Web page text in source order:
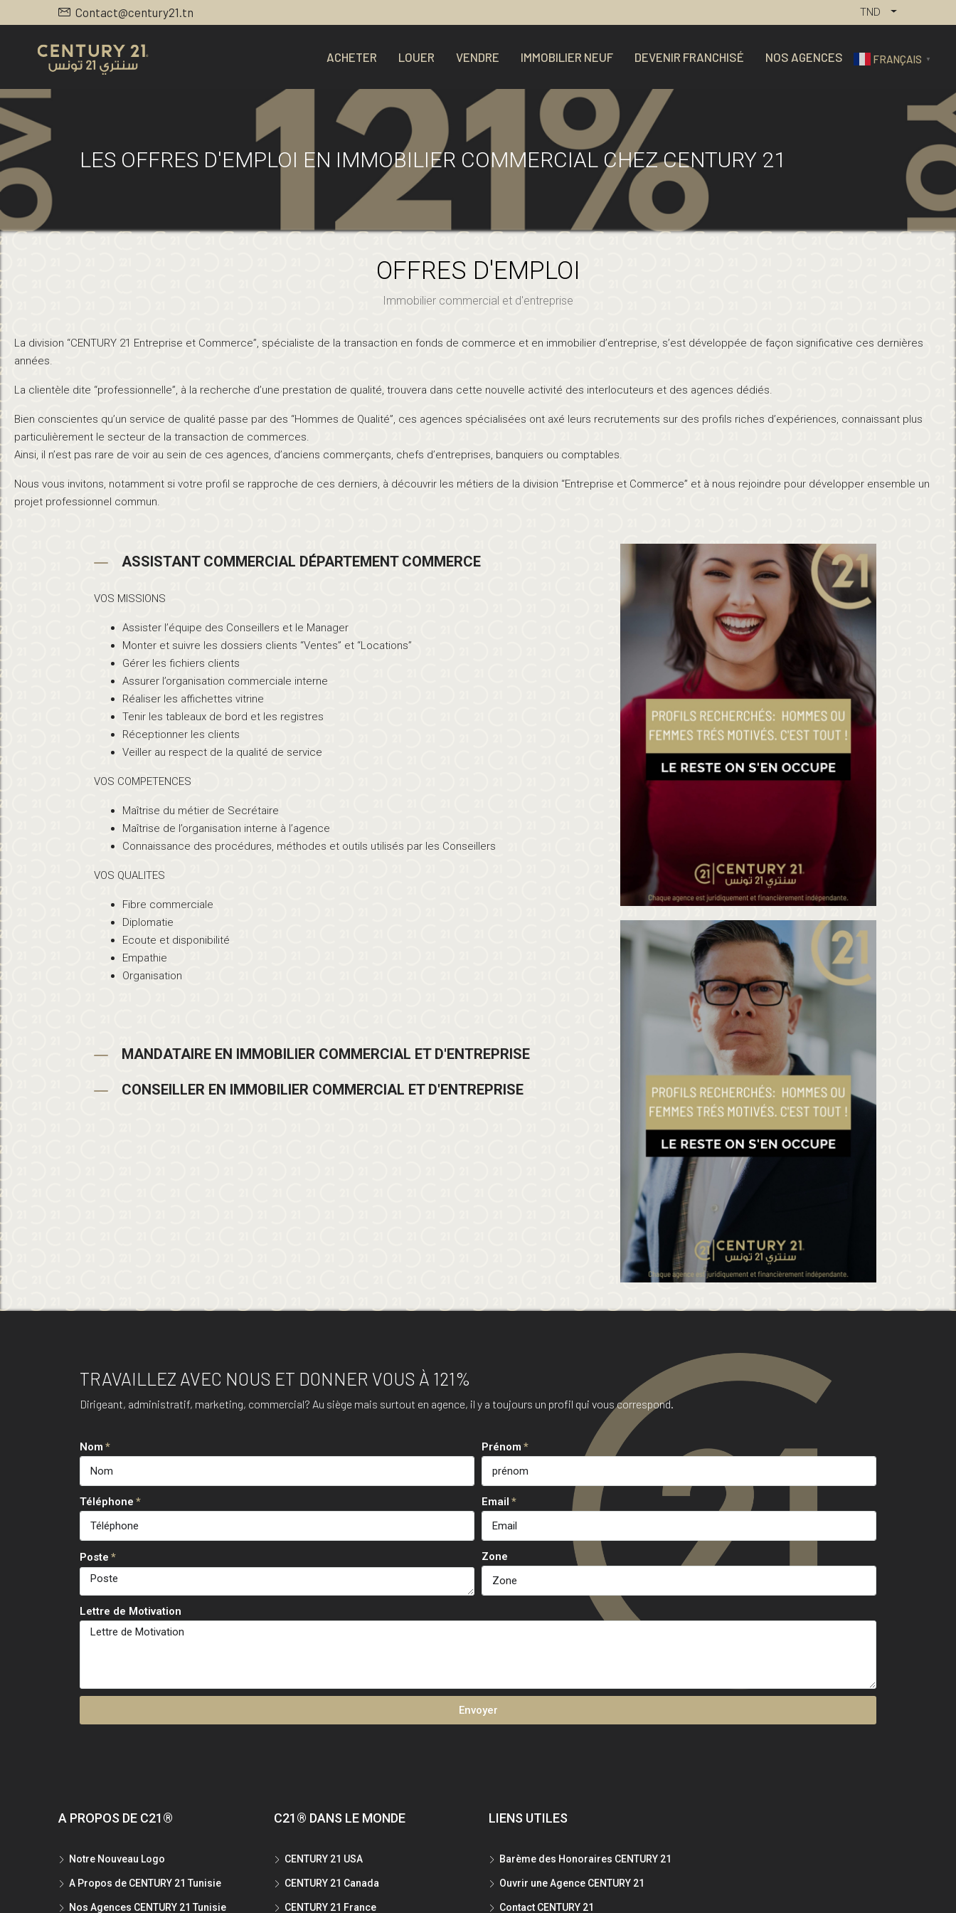
Contact@century21.tn TND
ACHETER LOUER VENDRE IMMOBILIER NEUF DEVENIR FRANCHISÉ NOS AGENCES FRANÇAIS ▼
LES OFFRES D'EMPLOI EN IMMOBILIER COMMERCIAL CHEZ CENTURY 21
OFFRES D'EMPLOI
Immobilier commercial et d'entreprise
La division “CENTURY 21 Entreprise et Commerce”, spécialiste de la transaction en fonds de commerce et en immobilier d’entreprise, s’est développée de façon significative ces dernières
années.
La clientèle dite “professionnelle”, à la recherche d’une prestation de qualité, trouvera dans cette nouvelle activité des interlocuteurs et des agences dédiés.
Bien conscientes qu’un service de qualité passe par des “Hommes de Qualité”, ces agences spécialisées ont axé leurs recrutements sur des profils riches d’expériences, connaissant plus
particulièrement le secteur de la transaction de commerces.
Ainsi, il n’est pas rare de voir au sein de ces agences, d’anciens commerçants, chefs d’entreprises, banquiers ou comptables.
Nous vous invitons, notamment si votre profil se rapproche de ces derniers, à découvrir les métiers de la division “Entreprise et Commerce” et à nous rejoindre pour développer ensemble un
projet professionnel commun.
ASSISTANT COMMERCIAL DÉPARTEMENT COMMERCE
VOS MISSIONS
Assister l’équipe des Conseillers et le Manager
Monter et suivre les dossiers clients “Ventes” et “Locations”
Gérer les fichiers clients
Assurer l’organisation commerciale interne
Réaliser les affichettes vitrine
Tenir les tableaux de bord et les registres
Réceptionner les clients
Veiller au respect de la qualité de service
VOS COMPETENCES
Maîtrise du métier de Secrétaire
Maîtrise de l’organisation interne à l’agence
Connaissance des procédures, méthodes et outils utilisés par les Conseillers
VOS QUALITES
Fibre commerciale
Diplomatie
Ecoute et disponibilité
Empathie
Organisation
MANDATAIRE EN IMMOBILIER COMMERCIAL ET D'ENTREPRISE
CONSEILLER EN IMMOBILIER COMMERCIAL ET D'ENTREPRISE
TRAVAILLEZ AVEC NOUS ET DONNER VOUS À 121%
Dirigeant, administratif, marketing, commercial? Au siège mais surtout en agence, il y a toujours un profil qui vous correspond.
Nom Prénom
Téléphone Email
Poste Zone
Lettre de Motivation
Envoyer
A PROPOS DE C21®
Notre Nouveau Logo
A Propos de CENTURY 21 Tunisie
Nos Agences CENTURY 21 Tunisie
C21® DANS LE MONDE
CENTURY 21 USA
CENTURY 21 Canada
CENTURY 21 France
LIENS UTILES
Barème des Honoraires CENTURY 21
Ouvrir une Agence CENTURY 21
Contact CENTURY 21